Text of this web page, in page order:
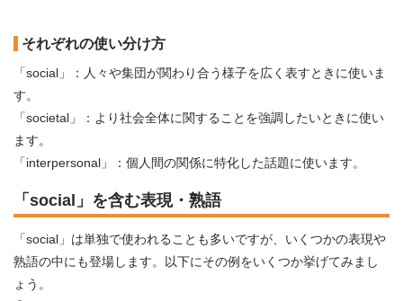
それぞれの使い分け方
「social」：人々や集団が関わり合う様子を広く表すときに使いま
す。
「societal」：より社会全体に関することを強調したいときに使い
ます。
「interpersonal」：個人間の関係に特化した話題に使います。
「social」を含む表現・熟語
「social」は単独で使われることも多いですが、いくつかの表現や
熟語の中にも登場します。以下にその例をいくつか挙げてみまし
ょう。